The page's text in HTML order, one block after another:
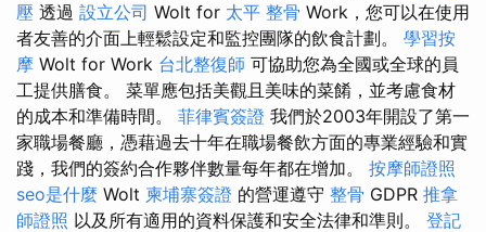
壓 透過 設立公司 Wolt for 太平 整骨 Work，您可以在使用
者友善的介面上輕鬆設定和監控團隊的飲食計劃。 學習按
摩 Wolt for Work 台北整復師 可協助您為全國或全球的員
工提供膳食。 菜單應包括美觀且美味的菜餚，並考慮食材
的成本和準備時間。 菲律賓簽證 我們於2003年開設了第一
家職場餐廳，憑藉過去十年在職場餐飲方面的專業經驗和實
踐，我們的簽約合作夥伴數量每年都在增加。 按摩師證照
seo是什麼 Wolt 柬埔寨簽證 的營運遵守 整骨 GDPR 推拿
師證照 以及所有適用的資料保護和安全法律和準則。 登記